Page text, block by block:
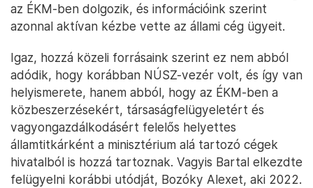
az ÉKM-ben dolgozik, és információink szerint
azonnal aktívan kézbe vette az állami cég ügyeit.
Igaz, hozzá közeli forrásaink szerint ez nem abból
adódik, hogy korábban NÚSZ-vezér volt, és így van
helyismerete, hanem abból, hogy az ÉKM-ben a
közbeszerzésekért, társaságfelügyeletért és
vagyongazdálkodásért felelős helyettes
államtitkárként a minisztérium alá tartozó cégek
hivatalból is hozzá tartoznak. Vagyis Bartal elkezdte
felügyelni korábbi utódját, Bozóky Alexet, aki 2022.